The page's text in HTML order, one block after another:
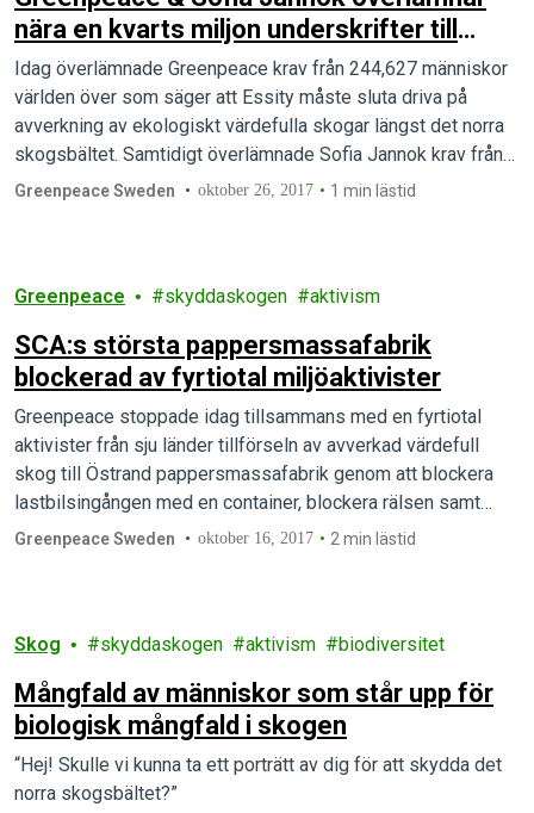
nära en kvarts miljon underskrifter till
Essity
Idag överlämnade Greenpeace krav från 244,627 människor
världen över som säger att Essity måste sluta driva på
avverkning av ekologiskt värdefulla skogar längst det norra
skogsbältet. Samtidigt överlämnade Sofia Jannok krav från
Samernas Riksförbund om att Essity måste respektera
Greenpeace Sweden oktober 26, 2017 1 min lästid
Greenpeace skyddaskogen aktivism
SCA:s största pappersmassafabrik
blockerad av fyrtiotal miljöaktivister
Greenpeace stoppade idag tillsammans med en fyrtiotal
aktivister från sju länder tillförseln av avverkad värdefull
skog till Östrand pappersmassafabrik genom att blockera
lastbilsingången med en container, blockera rälsen samt
andra ingångar med aktivister.
Greenpeace Sweden oktober 16, 2017 2 min lästid
Skog skyddaskogen aktivism biodiversitet
Mångfald av människor som står upp för
biologisk mångfald i skogen
“Hej! Skulle vi kunna ta ett porträtt av dig för att skydda det
norra skogsbältet?”